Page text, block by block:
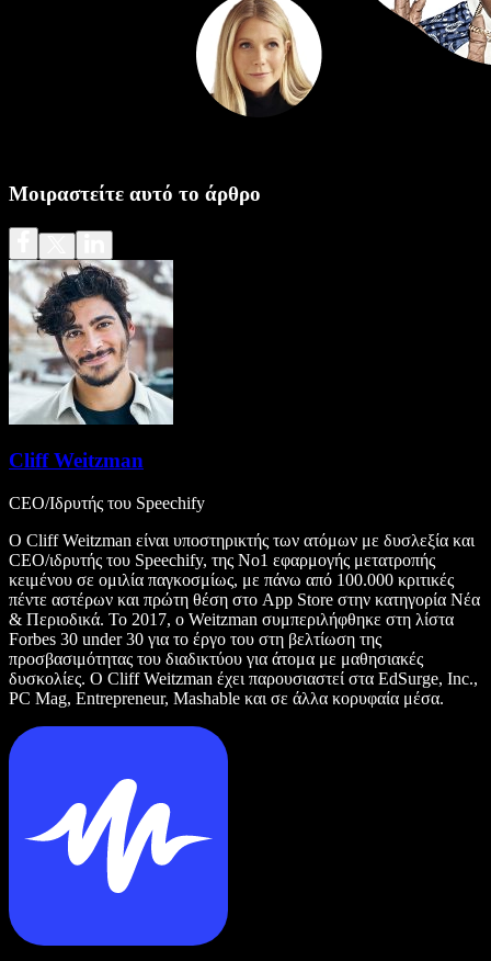
Μοιραστείτε αυτό το άρθρο
Cliff Weitzman
CEO/Ιδρυτής του Speechify
Ο Cliff Weitzman είναι υποστηρικτής των ατόμων με δυσλεξία και
CEO/ιδρυτής του Speechify, της Νο1 εφαρμογής μετατροπής
κειμένου σε ομιλία παγκοσμίως, με πάνω από 100.000 κριτικές
πέντε αστέρων και πρώτη θέση στο App Store στην κατηγορία Νέα
& Περιοδικά. Το 2017, ο Weitzman συμπεριλήφθηκε στη λίστα
Forbes 30 under 30 για το έργο του στη βελτίωση της
προσβασιμότητας του διαδικτύου για άτομα με μαθησιακές
δυσκολίες. Ο Cliff Weitzman έχει παρουσιαστεί στα EdSurge, Inc.,
PC Mag, Entrepreneur, Mashable και σε άλλα κορυφαία μέσα.